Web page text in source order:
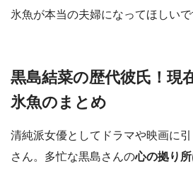
氷魚が本当の夫婦になってほしい
黒島結菜の歴代彼氏！現
氷魚のまとめ
清純派女優としてドラマや映画に
さん。多忙な黒島さんの心の拠り